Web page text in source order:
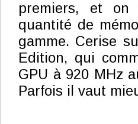
premiers, et
quantité de
gamme. Cerise
Edition, qui
GPU à 920 MHz
Parfois il vaut